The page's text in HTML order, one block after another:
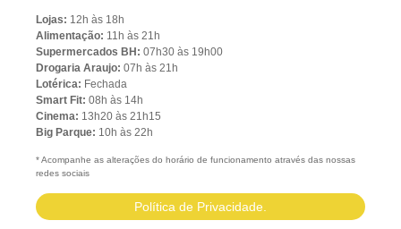
Lojas: 12h às 18h
Alimentação: 11h às 21h
Supermercados BH: 07h30 às 19h00
Drogaria Araujo: 07h às 21h
Lotérica: Fechada
Smart Fit: 08h às 14h
Cinema: 13h20 às 21h15
Big Parque: 10h às 22h
* Acompanhe as alterações do horário de funcionamento através das nossas
redes sociais
Política de Privacidade.